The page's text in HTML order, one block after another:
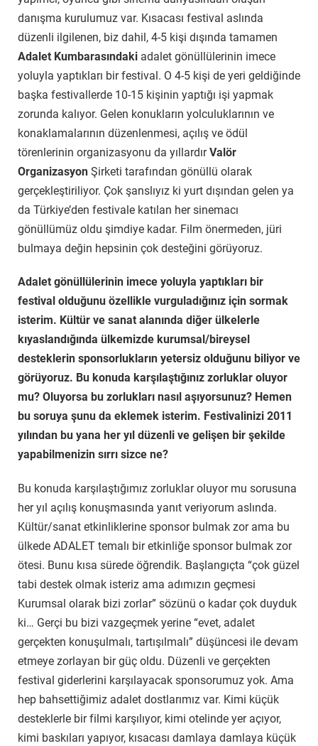
danışma kurulumuz var. Kısacası festival aslında
düzenli ilgilenen, biz dahil, 4-5 kişi dışında tamamen
Adalet Kumbarasındaki adalet gönüllülerinin imece
yoluyla yaptıkları bir festival. O 4-5 kişi de yeri geldiğinde
başka festivallerde 10-15 kişinin yaptığı işi yapmak
zorunda kalıyor. Gelen konukların yolculuklarının ve
konaklamalarının düzenlenmesi, açılış ve ödül
törenlerinin organizasyonu da yıllardırValör
Organizasyon Şirketi tarafından gönüllü olarak
gerçekleştiriliyor. Çok şanslıyız ki yurt dışından gelen ya
da Türkiye’den festivale katılan her sinemacı
gönüllümüz oldu şimdiye kadar. Film önermeden, jüri
bulmaya değin hepsinin çok desteğini görüyoruz.
Adalet gönüllülerinin imece yoluyla yaptıkları bir
festival olduğunu özellikle vurguladığınız için sormak
isterim. Kültür ve sanat alanında diğer ülkelerle
kıyaslandığında ülkemizde kurumsal/bireysel
desteklerin sponsorlukların yetersiz olduğunu biliyor ve
görüyoruz. Bu konuda karşılaştığınız zorluklar oluyor
mu? Oluyorsa bu zorlukları nasıl aşıyorsunuz? Hemen
bu soruya şunu da eklemek isterim. Festivalinizi 2011
yılından bu yana her yıl düzenli ve gelişen bir şekilde
yapabilmenizin sırrı sizce ne?
Bu konuda karşılaştığımız zorluklar oluyor mu sorusuna
her yıl açılış konuşmasında yanıt veriyorum aslında.
Kültür/sanat etkinliklerine sponsor bulmak zor ama bu
ülkede ADALET temalı bir etkinliğe sponsor bulmak zor
ötesi. Bunu kısa sürede öğrendik. Başlangıçta “çok güzel
tabi destek olmak isteriz ama adımızın geçmesi
Kurumsal olarak bizi zorlar” sözünü o kadar çok duyduk
ki… Gerçi bu bizi vazgeçmek yerine “evet, adalet
gerçekten konuşulmalı, tartışılmalı” düşüncesi ile devam
etmeye zorlayan bir güç oldu. Düzenli ve gerçekten
festival giderlerini karşılayacak sponsorumuz yok. Ama
hep bahsettiğimiz adalet dostlarımız var. Kimi küçük
desteklerle bir filmi karşılıyor, kimi otelinde yer açıyor,
kimi baskıları yapıyor, kısacası damlaya damlaya küçük